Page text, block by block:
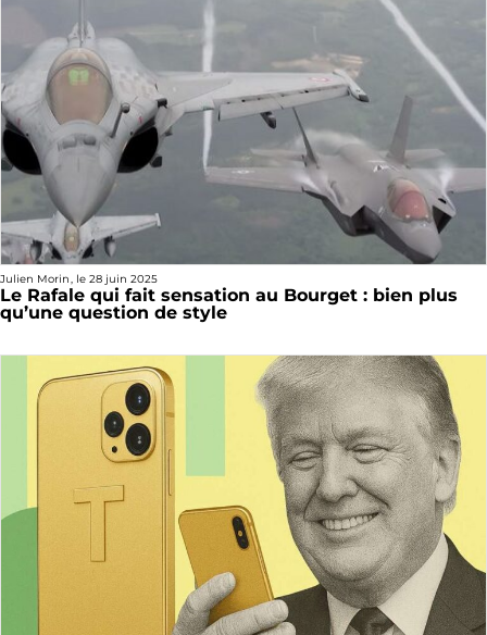
Julien Morin, le 28 juin 2025
Le Rafale qui fait sensation au Bourget : bien plus
qu’une question de style